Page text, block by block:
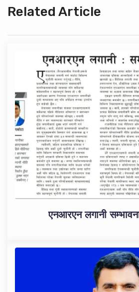
Related Article
एनआरएन लगानी